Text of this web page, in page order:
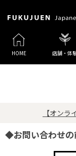
HOME 店舗・体
【オン
◆お問い合わせの